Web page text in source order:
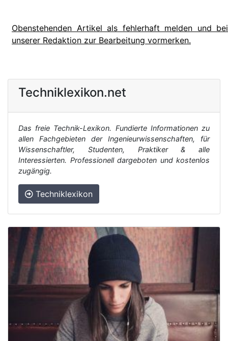
Obenstehenden Artikel als fehlerhaft melden und bei
unserer Redaktion zur Bearbeitung vormerken.
Techniklexikon.net
Das freie Technik-Lexikon. Fundierte Informationen zu
allen Fachgebieten der Ingenieurwissenschaften, für
Wissenschaftler, Studenten, Praktiker & alle
Interessierten. Professionell dargeboten und kostenlos
zugängig.
Techniklexikon